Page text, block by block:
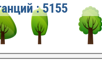
:5156